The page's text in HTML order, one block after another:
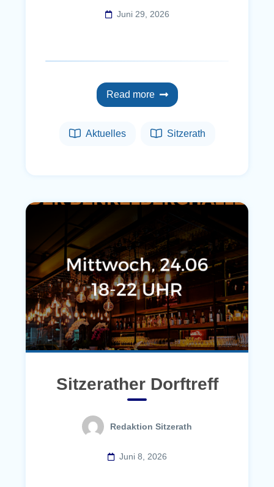
Juni 29, 2026
Read more
Aktuelles Sitzerath
Sitzerather Dorftreff
Redaktion Sitzerath
Juni 8, 2026